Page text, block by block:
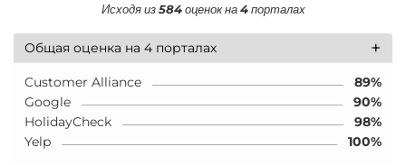
Исходя из584оценок на4порталах
+
Общая оценка на 4 порталах
Customer Alliance
89%
Google
90%
HolidayCheck
98%
Yelp
100%